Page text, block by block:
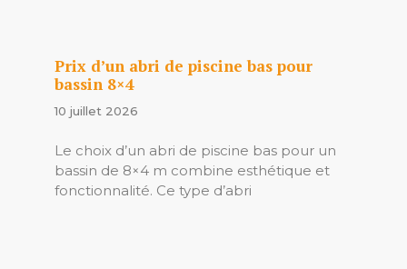
Prix d’un abri de piscine bas pour
bassin 8×4
10 juillet 2026
Le choix d’un abri de piscine bas pour un
bassin de 8×4 m combine esthétique et
fonctionnalité. Ce type d’abri